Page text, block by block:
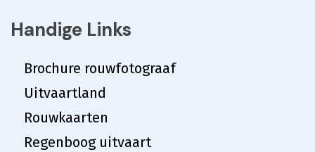
Handige Links
Brochure rouwfotograaf
Uitvaartland
Rouwkaarten
Regenboog uitvaart